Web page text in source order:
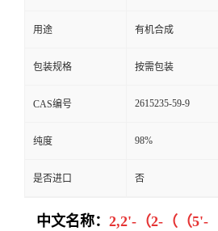
用途 有机合成
包装规格 按需包装
CAS编号 2615235-59-9
纯度 98%
是否进口 否
中文名称： 2,2'-（2-（（5'-